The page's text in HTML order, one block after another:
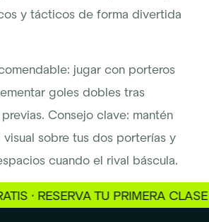
y tácticos de forma divertida
jugar con porteros
goles dobles tras
Consejo clave: mantén
sobre tus dos porterías y
cuando el rival báscula.
· RESERVA TU PRIMERA CLASE